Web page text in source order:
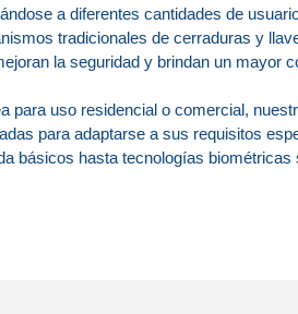
a diferentes cantidades de
tradicionales de cerraduras y
la seguridad y brindan un mayor
para uso residencial o comercial,
para adaptarse a sus requisitos
básicos hasta tecnologías